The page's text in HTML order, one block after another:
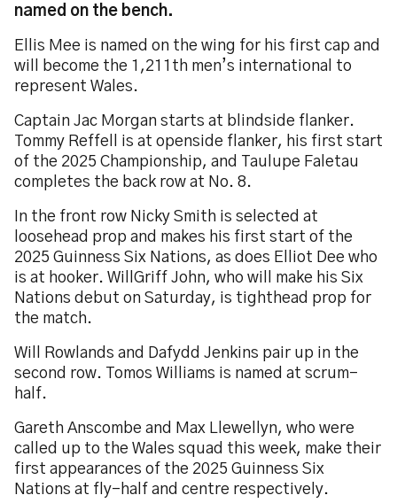
named on the bench.
Ellis Mee is named on the wing for his first cap and
will become the 1,211th men’s international to
represent Wales.
Captain Jac Morgan starts at blindside flanker.
Tommy Reffell is at openside flanker, his first start
of the 2025 Championship, and Taulupe Faletau
completes the back row at No. 8.
In the front row Nicky Smith is selected at
loosehead prop and makes his first start of the
2025 Guinness Six Nations, as does Elliot Dee who
is at hooker. WillGriff John, who will make his Six
Nations debut on Saturday, is tighthead prop for
the match.
Will Rowlands and Dafydd Jenkins pair up in the
second row. Tomos Williams is named at scrum-
half.
Gareth Anscombe and Max Llewellyn, who were
called up to the Wales squad this week, make their
first appearances of the 2025 Guinness Six
Nations at fly-half and centre respectively.